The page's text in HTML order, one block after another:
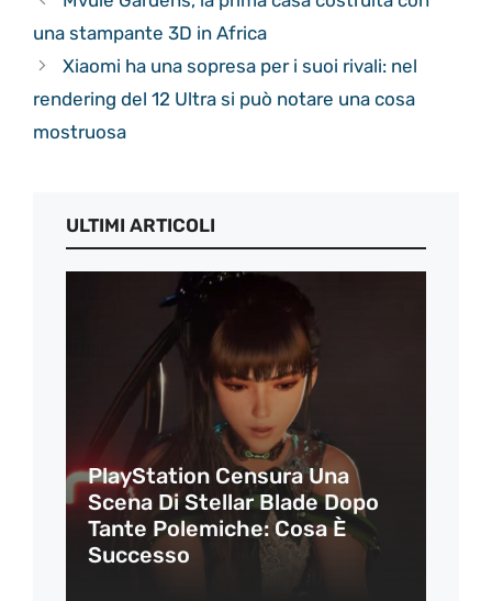
una stampante 3D in Africa
Xiaomi ha una sopresa per i suoi rivali: nel
rendering del 12 Ultra si può notare una cosa
mostruosa
ULTIMI ARTICOLI
PlayStation Censura Una
Scena Di Stellar Blade Dopo
Tante Polemiche: Cosa È
Successo